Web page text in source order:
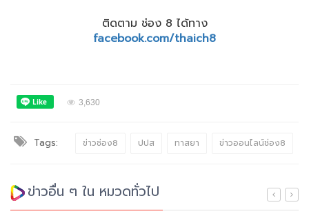
ติดตาม ช่อง 8 ได้ทาง
facebook.com/thaich8
3,630
Tags: ข่าวช่อง8 ปปส ทาสยา ข่าวออนไลน์ช่อง8
ข่าวอื่น ๆ ใน หมวดทั่วไป